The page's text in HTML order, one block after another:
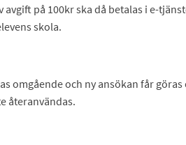
på 100kr ska då betalas i e-
skola.
omgående och ny ansökan får
återanvändas.